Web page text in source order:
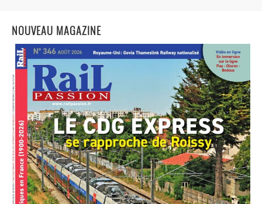
NOUVEAU MAGAZINE